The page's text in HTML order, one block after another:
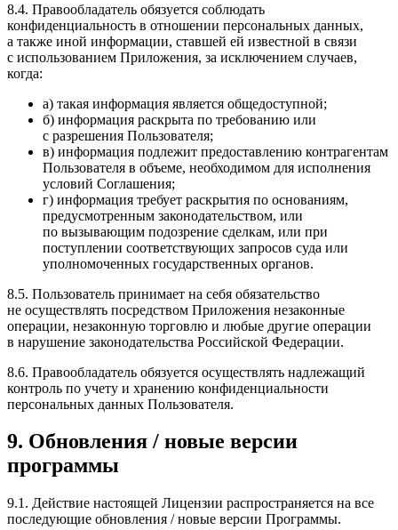
8.4. Правообладатель обязуется соблюдать
конфиденциальность в отношении персональных данных,
а также иной информации, ставшей ей известной в связи
с использованием Приложения, за исключением случаев,
когда:
а) такая информация является общедоступной;
б) информация раскрыта по требованию или
с разрешения Пользователя;
в) информация подлежит предоставлению контрагентам
Пользователя в объеме, необходимом для исполнения
условий Соглашения;
г) информация требует раскрытия по основаниям,
предусмотренным законодательством, или
по вызывающим подозрение сделкам, или при
поступлении соответствующих запросов суда или
уполномоченных государственных органов.
8.5. Пользователь принимает на себя обязательство
не осуществлять посредством Приложения незаконные
операции, незаконную торговлю и любые другие операции
в нарушение законодательства Российской Федерации.
8.6. Правообладатель обязуется осуществлять надлежащий
контроль по учету и хранению конфиденциальности
персональных данных Пользователя.
9. Обновления / новые версии
программы
9.1. Действие настоящей Лицензии распространяется на все
последующие обновления / новые версии Программы.